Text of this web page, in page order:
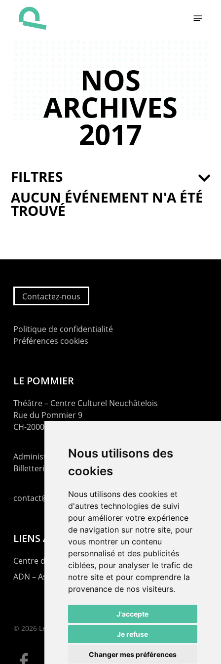
Nous utilisons des
cookies
Nous utilisons des cookies et
d'autres technologies de suivi
pour améliorer votre expérience
de navigation sur notre site, pour
vous montrer un contenu
personnalisé et des publicités
ciblées, pour analyser le trafic de
notre site et pour comprendre la
provenance de nos visiteurs.
J'accepte
Je refuse
Changer mes préférences
NOS
ARCHIVES
2017
AUCUN ÉVÉNEMENT N'A ÉTÉ
TROUVÉ
FILTRES
Contactez-nous
Politique de confidentialité
Préférences cookies
LE POMMIER
Théâtre – Centre Culturel Neuchâtelois
Rue du Pommier 9
CH-2000 Neuchâtel
Administration : +41 32 725 03 03
Billetterie : +41 32 725 05 05
contact@lepommier.ch
LIENS AMIS
Centre de culture ABC
ADN – Association Danse Neuchâtel
© 2026 Le Pommier.
facebook email